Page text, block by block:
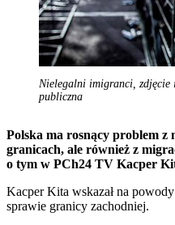
Nielegalni imigranci, zdjęcie
publiczna
Polska ma rosnący problem z
granicach, ale również z
o tym w PCh24 TV Kacper
Kacper Kita wskazał na
sprawie granicy zachodniej.